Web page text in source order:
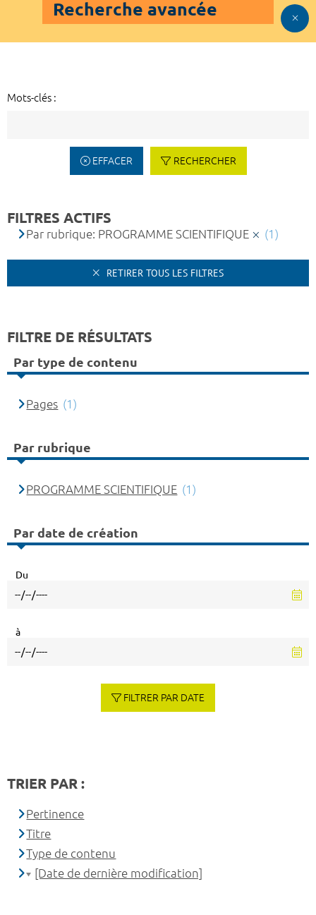
Recherche avancée
Mots-clés :
EFFACER RECHERCHER
FILTRES ACTIFS
Par rubrique: PROGRAMME SCIENTIFIQUE (1)
RETIRER TOUS LES FILTRES
FILTRE DE RÉSULTATS
Par type de contenu
Pages (1)
Par rubrique
PROGRAMME SCIENTIFIQUE (1)
Par date de création
Du
à
FILTRER PAR DATE
TRIER PAR :
Pertinence
Titre
Type de contenu
[Date de dernière modification]